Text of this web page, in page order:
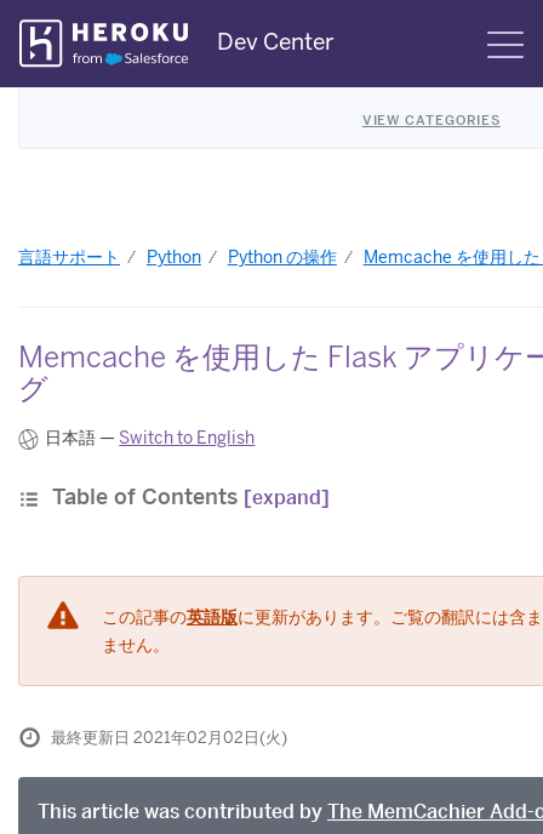
Skip
Navigation
Dev Center
VIEW CATEGORIES
言語サポート Python Python の操作 Memcache を使用し
Memcache を使用した Flask アプリケ
グ
日本語 — Switch to English
Table of Contents [expand]
この記事の英語版に更新があります。ご覧の翻訳には含
ません。
最終更新日 2021年02月02日(火)
This article was contributed byThe MemCachier Add-